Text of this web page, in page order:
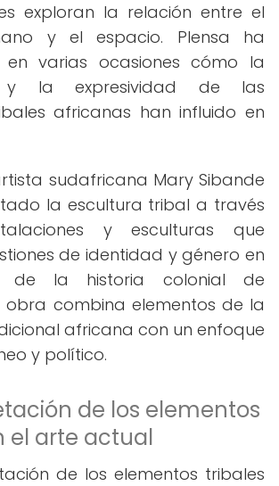
exploran la relación entre el
y el espacio. Plensa ha
en varias ocasiones cómo la
y la expresividad de las
africanas han influido en
sudafricana Mary Sibande
la escultura tribal a través
y esculturas que
de identidad y género en
de la historia colonial de
obra combina elementos de la
africana con un enfoque
y político.
de los elementos
el arte actual
de los elementos tribales